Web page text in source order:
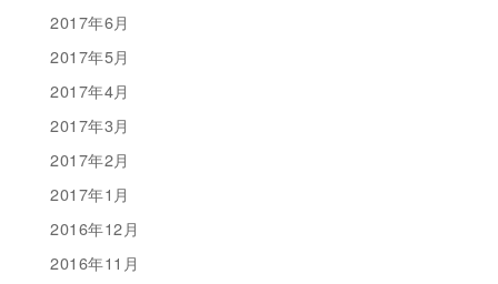
2017年6月
2017年5月
2017年4月
2017年3月
2017年2月
2017年1月
2016年12月
2016年11月